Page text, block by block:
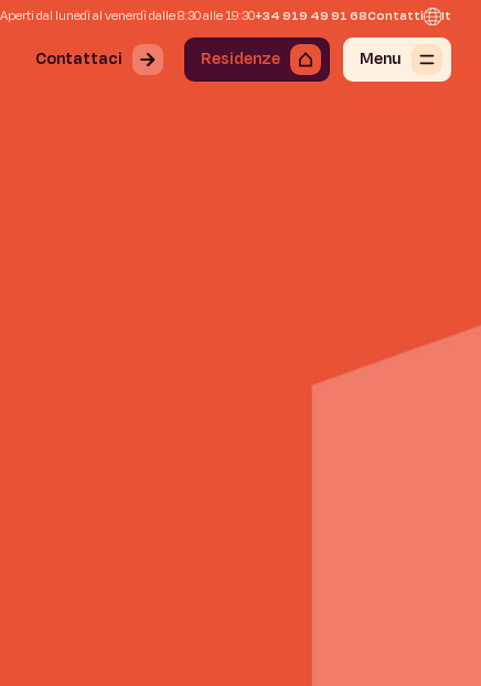
Aperti dal lunedì al venerdì dalle 8:30 alle 19:30+34 919 49 91 68Contatti It
Contattaci Residenze Menu